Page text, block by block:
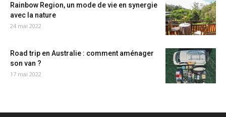
Rainbow Region, un mode de vie en synergie
avec la nature
24 mai 2022
Road trip en Australie : comment aménager
son van ?
17 mai 2022